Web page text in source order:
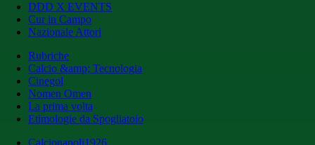
DDD X EVENTS
Cur in Campo
Nazionale Attori
Rubriche
Calcio &amp; Tecnologia
Cinegol
Nomen Omen
La prima volta
Etimologie da Spogliatoio
Calcionapoli1926